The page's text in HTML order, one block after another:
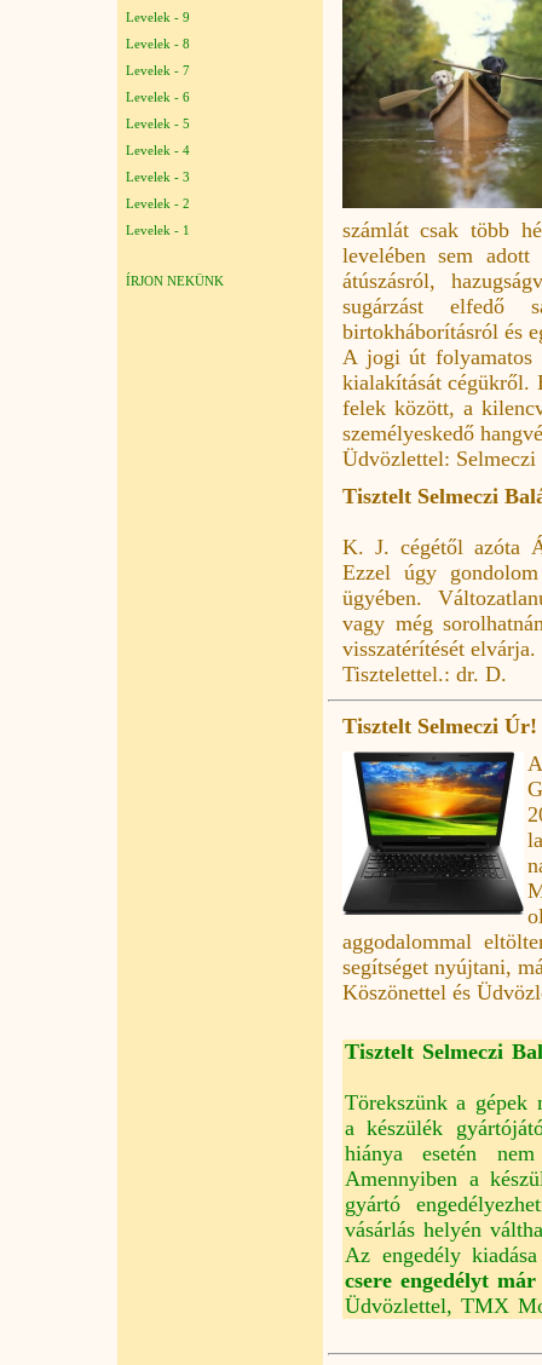
Levelek - 9
Levelek - 8
Levelek - 7
Levelek - 6
Levelek - 5
Levelek - 4
Levelek - 3
Levelek - 2
Levelek - 1
ÍRJON NEKÜNK
számlát csak több
levelében sem
átúszásról,
sugárzást elfedő
birtokháborításról és
A jogi út folyamatos
kialakítását cégükről.
felek között, a
személyeskedő
Üdvözlettel:
Tisztelt Selmeczi
K. J. cégétől azóta
Ezzel úgy
ügyében.
vagy még
visszatérítését elvárja.
Tisztelettel.: dr. D.
Tisztelt Selmeczi Úr!
aggodalommal
segítséget nyújtani,
Köszönettel és
Tisztelt Selmeczi
Törekszünk a gépek
a készülék
hiánya esetén
Amennyiben a
gyártó
vásárlás helyén
Az engedély
csere engedélyt
Üdvözlettel, TMX